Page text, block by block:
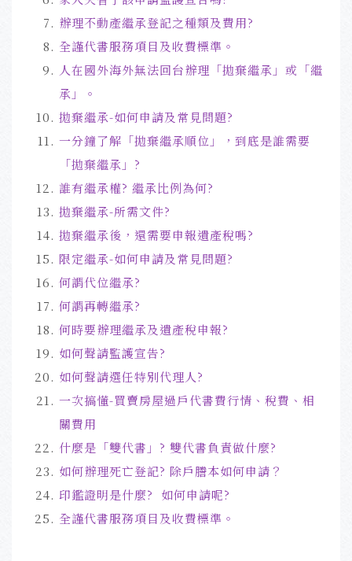
辦理不動產繼承登記之種類及費用?
全謹代書服務項目及收費標準 。
人在國外海外無法回台辦理「拋棄繼承」或「繼
承」。
拋棄繼承-如何申請及常見問題?
一分鐘了解「拋棄繼承順位」，到底是誰需要
「拋棄繼承」?
誰有繼承權? 繼承比例為何?
拋棄繼承-所需文件?
拋棄繼承後，還需要申報遺產稅嗎?
限定繼承-如何申請及常見問題?
何謂代位繼承?
何謂再轉繼承?
何時要辦理繼承及遺產稅申報?
如何聲請監護宣告?
如何聲請選任特別代理人?
一次搞懂-買賣房屋過戶代書費行情、稅費、相
關費用
什麼是「雙代書」? 雙代書負責做什麼?
如何辦理死亡登記? 除戶謄本如何申請？
印鑑證明是什麼? 如何申請呢?
全謹代書服務項目及收費標準 。